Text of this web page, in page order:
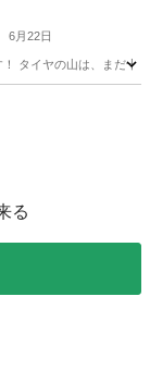
6月22日
タイヤの山は、まだ
る